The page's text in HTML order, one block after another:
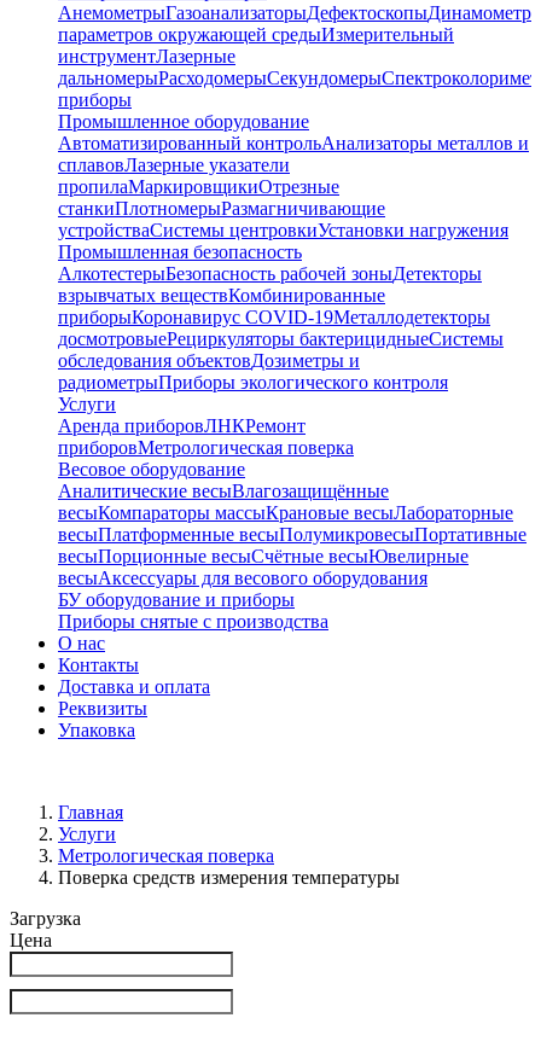
АнемометрыГазоанализаторыДефектоскопы
параметров окружающей средыИзмерительный
инструментЛазерные
дальномерыРасходомерыСекундомеры
приборы
Промышленное оборудование
Автоматизированный контрольАнализаторы металлов и
сплавовЛазерные указатели
пропилаМаркировщикиОтрезные
станкиПлотномерыРазмагничивающие
устройстваСистемы центровкиУстановки нагружения
Промышленная безопасность
АлкотестерыБезопасность рабочей зоныДетекторы
взрывчатых веществКомбинированные
приборыКоронавирус COVID-19Металлодетекторы
досмотровыеРециркуляторы бактерицидныеСистемы
обследования объектовДозиметры и
радиометрыПриборы экологического контроля
Услуги
Аренда приборовЛНКРемонт
приборовМетрологическая поверка
Весовое оборудование
Аналитические весыВлагозащищённые
весыКомпараторы массыКрановые весыЛабораторные
весыПлатформенные весыПолумикровесыПортативные
весыПорционные весыСчётные весыЮвелирные
весыАксессуары для весового оборудования
БУ оборудование и приборы
Приборы снятые с производства
О нас
Контакты
Доставка и оплата
Реквизиты
Упаковка
Главная
Услуги
Метрологическая поверка
Поверка средств измерения температуры
Загрузка
Цена